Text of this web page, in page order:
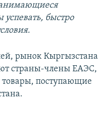
быстро
рынок Кыргызстана
страны-члены ЕАЭС,
товары, поступающие